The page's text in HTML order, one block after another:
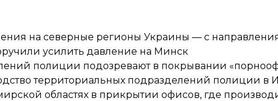
на северные регионы Украины — с
усилить давление на Минск
полиции подозревают в покрывании
территориальных подразделений полиции в
областях в прикрытии офисов, где